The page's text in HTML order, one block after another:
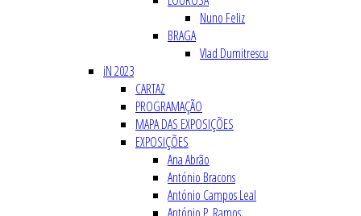
Nuno Feliz
BRAGA
Vlad Dumitrescu
iN 2023
CARTAZ
PROGRAMAÇÃO
MAPA DAS EXPOSIÇÕES
EXPOSIÇÕES
Ana Abrão
António Bracons
António Campos Leal